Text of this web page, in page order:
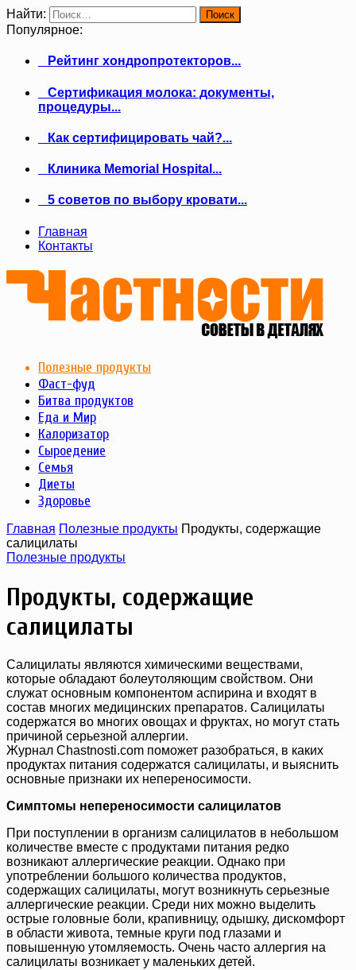
Найти:
Популярное:
Рейтинг хондропротекторов...
Сертификация молока: документы,
процедуры...
Как сертифицировать чай?...
Клиника Memorial Hospital...
5 советов по выбору кровати...
Главная
Контакты
Полезные продукты
Фаст-фуд
Битва продуктов
Еда и Мир
Калоризатор
Сыроедение
Семья
Диеты
Здоровье
Главная Полезные продукты Продукты, содержащие
салицилаты
Полезные продукты
Продукты, содержащие
салицилаты
Салицилаты являются химическими веществами,
которые обладают болеутоляющим свойством. Они
служат основным компонентом аспирина и входят в
состав многих медицинских препаратов. Салицилаты
содержатся во многих овощах и фруктах, но могут стать
причиной серьезной аллергии.
Журнал Chastnosti.com поможет разобраться, в каких
продуктах питания содержатся салицилаты, и выяснить
основные признаки их непереносимости.
Симптомы непереносимости салицилатов
При поступлении в организм салицилатов в небольшом
количестве вместе с продуктами питания редко
возникают аллергические реакции. Однако при
употреблении большого количества продуктов,
содержащих салицилаты, могут возникнуть серьезные
аллергические реакции. Среди них можно выделить
острые головные боли, крапивницу, одышку, дискомфорт
в области живота, темные круги под глазами и
повышенную утомляемость. Очень часто аллергия на
салицилаты возникает у маленьких детей.